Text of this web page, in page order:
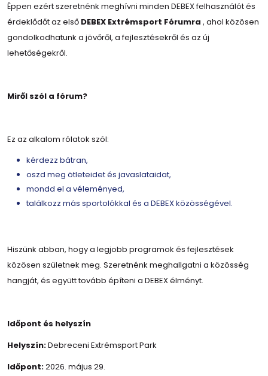
Éppen ezért szeretnénk meghívni minden DEBEX felhasználót és
érdeklődőt az első DEBEX Extrémsport Fórumra , ahol közösen
gondolkodhatunk a jövőről, a fejlesztésekről és az új
lehetőségekről.
Miről szól a fórum?
Ez az alkalom rólatok szól:
kérdezz bátran,
oszd meg ötleteidet és javaslataidat,
mondd el a véleményed,
találkozz más sportolókkal és a DEBEX közösségével.
Hiszünk abban, hogy a legjobb programok és fejlesztések
közösen születnek meg. Szeretnénk meghallgatni a közösség
hangját, és együtt tovább építeni a DEBEX élményt.
Időpont és helyszín
Helyszín:Debreceni Extrémsport Park
Időpont:2026. május 29.